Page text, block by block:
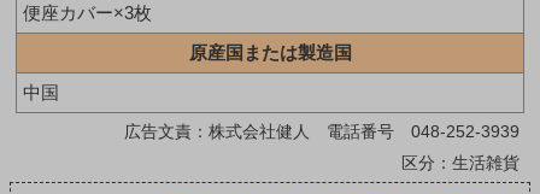
便座カバー×3枚
原産国または製造国
中国
広告文責：株式会社健人 電話番号 048-252-3939
区分：生活雑貨